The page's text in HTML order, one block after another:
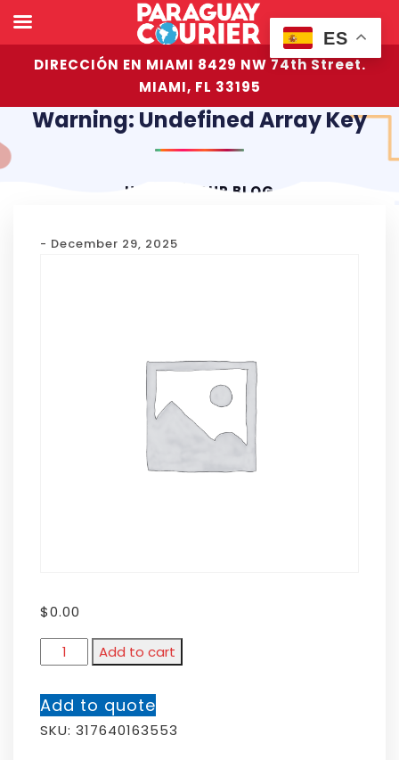
DIRECCIÓN EN MIAMI 8429 NW 74th Street.
MIAMI, FL 33195
Warning: Undefined Array Key
HOME OUR BLOG
- December 29, 2025
$0.00
Add to cart
Add to quote
SKU: 317640163553
ES